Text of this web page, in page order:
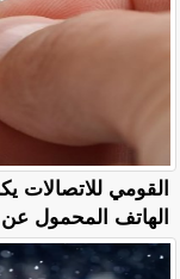
القومي
الهاتف المحمول عن